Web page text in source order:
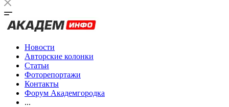
Новости
Авторские колонки
Статьи
Фоторепортажи
Контакты
Форум Академгородка
...